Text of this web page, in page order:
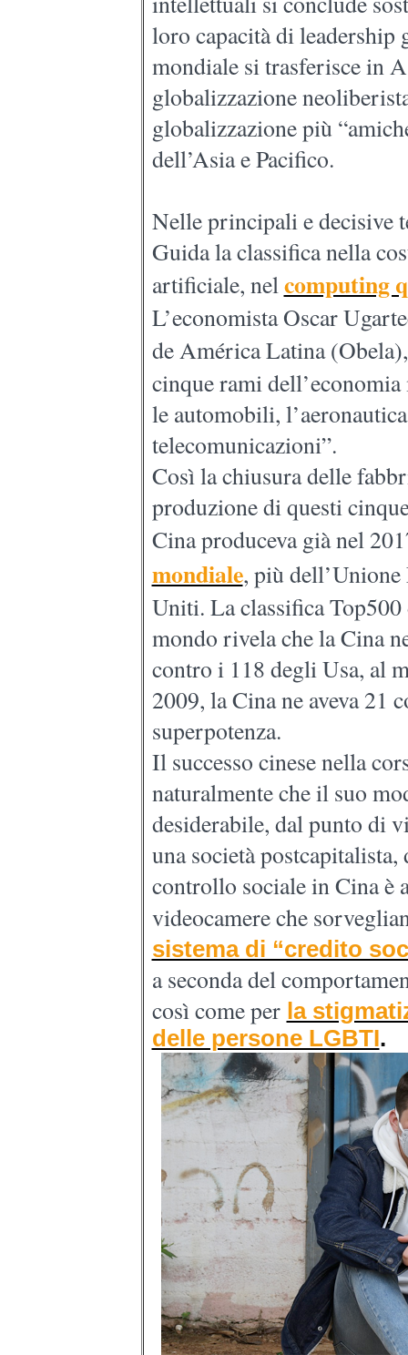
loro capacità di leadership
mondiale si trasferisce in
globalizzazione
globalizzazione più
dell’Asia e Pacifico.
Nelle principali e decisive
Guida la classifica nella
artificiale, nelcomputing
L’economista Oscar
de América Latina
cinque rami
le automobili,
telecomunicazioni”.
Così la chiusura delle
produzione di questi
Cina produceva già nel
mondiale, più
Uniti. La classifica
mondo rivela che la Cina
contro i 118 degli Usa, al
2009, la Cina ne aveva 21
superpotenza.
Il successo cinese nella
naturalmente che il suo
desiderabile, dal punto di
una società
controllo sociale in Cina è
videocamere che
sistema di “credito
a seconda del
così come per la
delle persone LGBTI.